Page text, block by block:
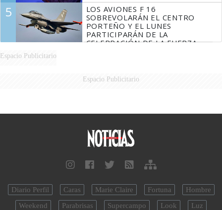
5
LOS AVIONES F 16
SOBREVOLARÁN EL CENTRO
PORTEÑO Y EL LUNES
PARTICIPARÁN DE LA
CELEBRACIÓN DE LA FUERZA
Espacio Publicitario
Espacio Publicitario
Diario Perfil Caras Marie Claire Fortuna
Hombre
Weekend
Parabrisas Supercampo Look Luz